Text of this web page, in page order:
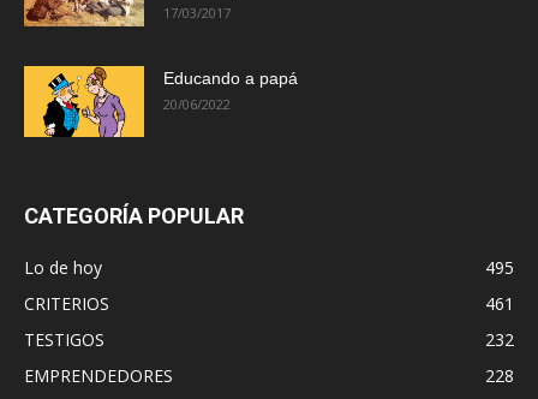
17/03/2017
Educando a papá
20/06/2022
CATEGORÍA POPULAR
Lo de hoy
495
CRITERIOS
461
TESTIGOS
232
EMPRENDEDORES
228